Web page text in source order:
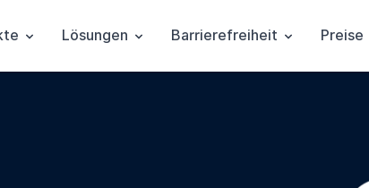
Lösungen Barrierefreiheit Preise